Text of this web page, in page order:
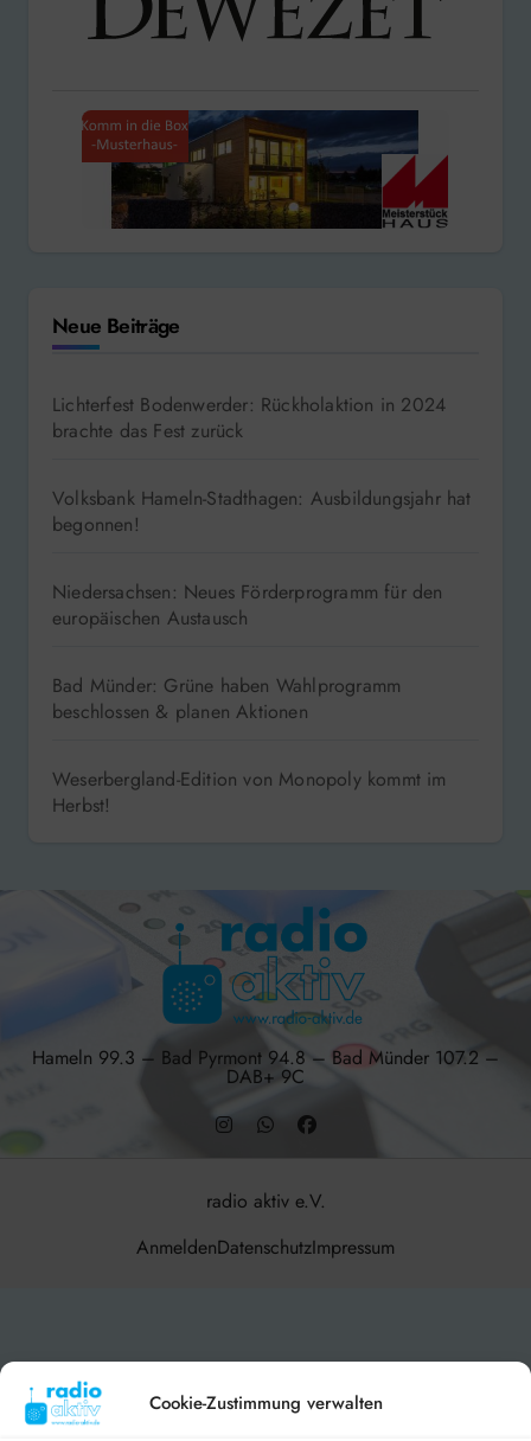
Cookie-Zustimmung verwalten
Neue Beiträge
Lichterfest Bodenwerder: Rückholaktion in 2024
brachte das Fest zurück
Volksbank Hameln-Stadthagen: Ausbildungsjahr hat
begonnen!
Niedersachsen: Neues Förderprogramm für den
europäischen Austausch
Bad Münder: Grüne haben Wahlprogramm
beschlossen & planen Aktionen
Weserbergland-Edition von Monopoly kommt im
Herbst!
Hameln 99.3 – Bad Pyrmont 94.8 – Bad Münder 107.2 –
DAB+ 9C
radio aktiv e.V.
BlogDatabyThemeansar.
AnmeldenDatenschutzImpressum